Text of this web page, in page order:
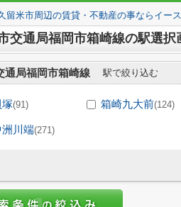
留米市周辺の賃貸・不動産の事ならイー
交通局福岡市箱崎線の駅選択
通局福岡市箱崎線 駅で絞り込む
塚(91) 箱崎九大前(124)
洲川端(271)